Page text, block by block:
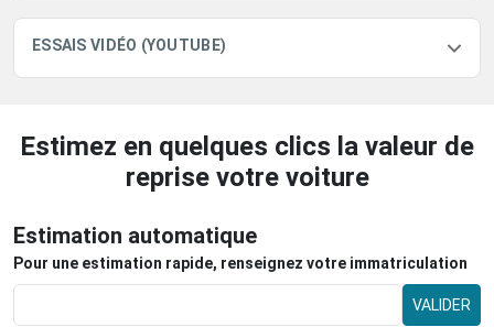
ESSAIS VIDÉO (YOUTUBE)
Estimez en quelques clics la valeur de
reprise votre voiture
Estimation automatique
Pour une estimation rapide, renseignez votre immatriculation
VALIDER